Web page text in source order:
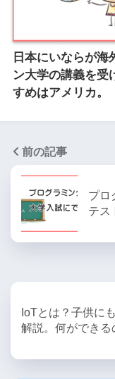
日本にいならが海
ン大学の講義を受
すめはアメリカ。
前の記事
プロ
テス
IoTとは？子供に
解説。何ができ